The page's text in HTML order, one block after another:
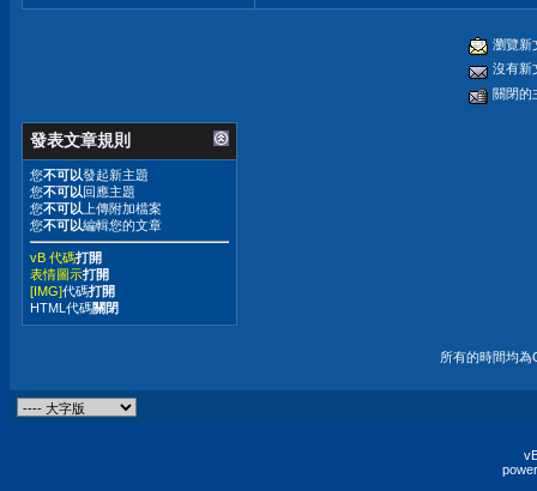
瀏覽新
沒有新
關閉的
發表文章規則
您不可以發起新主題
您不可以回應主題
您不可以 上傳附加檔案
您不可以編輯您的文章
vB 代碼打開
表情圖示打開
[IMG]代碼打開
HTML代碼關閉
所有的時間均為